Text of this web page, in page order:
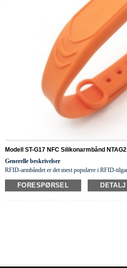
Modell ST-G17 NFC Silikonarmbånd
Generelle beskrivelser
RFID-armbåndet er det mest populære i RFID-
lommebøker, hotellnøkler, lojalitetsnøkler, sykehus
så snillfarger, friendelige materialer, ionbar og
FORESPØRSEL DETALJ